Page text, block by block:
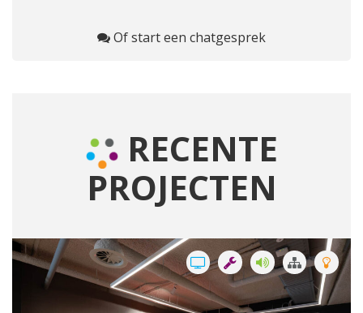
Of start een chatgesprek
RECENTE
PROJECTEN